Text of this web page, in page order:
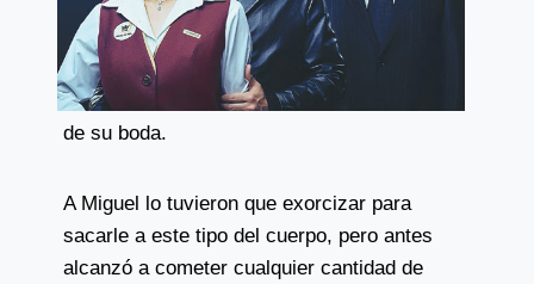
de su boda.
A Miguel lo tuvieron que exorcizar para
sacarle a este tipo del cuerpo, pero antes
alcanzó a cometer cualquier cantidad de